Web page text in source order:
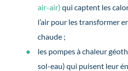
air-air) qui captent les
l’air pour les transformer
chaude ;
les pompes à chaleur
sol-eau) qui puisent leur